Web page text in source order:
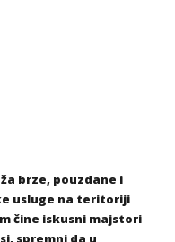
brze, pouzdane i
usluge na teritoriji
čine iskusni majstori
spremni da u